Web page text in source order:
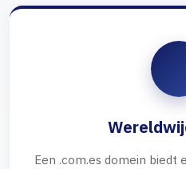
Een .com.es domein